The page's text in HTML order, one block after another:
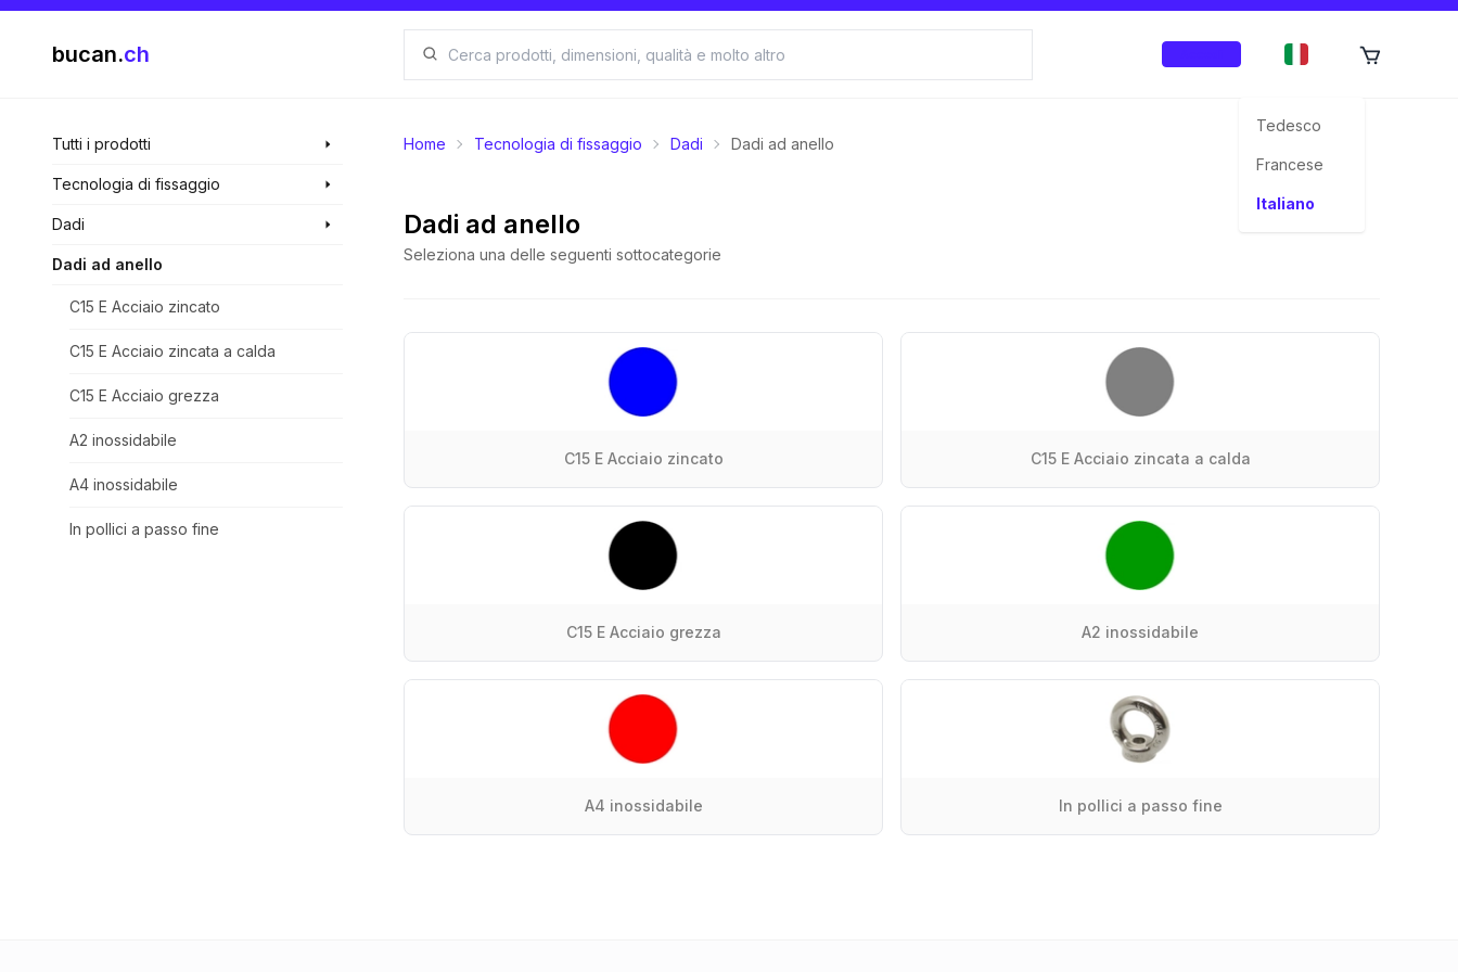
bucan.ch
Tedesco
Francese
Italiano
Tutti i prodotti
Tecnologia di fissaggio
Dadi
Dadi ad anello
C15 E Acciaio zincato
C15 E Acciaio zincata a calda
C15 E Acciaio grezza
A2 inossidabile
A4 inossidabile
In pollici a passo fine
Home Tecnologia di fissaggio Dadi Dadi ad anello
Dadi ad anello
Seleziona una delle seguenti sottocategorie
C15 E Acciaio zincato C15 E Acciaio zincata a calda
C15 E Acciaio grezza A2 inossidabile
A4 inossidabile In pollici a passo fine